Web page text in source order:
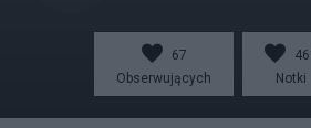
67
Obserwujących
Notki